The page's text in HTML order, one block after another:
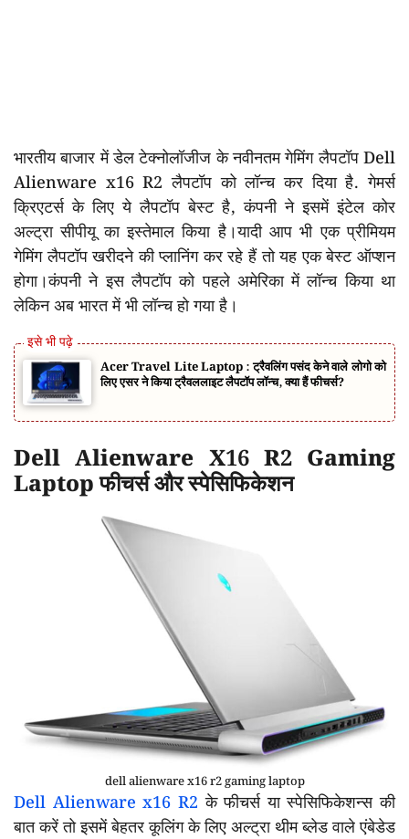
भारतीय बाजार में डेल टेक्नोलॉजीज के नवीनतम गेमिंग लैपटॉप Dell
Alienware x16 R2 लैपटॉप को लॉन्च कर दिया है. गेमर्स
क्रिएटर्स के लिए ये लैपटॉप बेस्ट है, कंपनी ने इसमें इंटेल कोर
अल्ट्रा सीपीयू का इस्तेमाल किया है।यादी आप भी एक प्रीमियम
गेमिंग लैपटॉप खरीदने की प्लानिंग कर रहे हैं तो यह एक बेस्ट ऑप्शन
होगा।कंपनी ने इस लैपटॉप को पहले अमेरिका में लॉन्च किया था
लेकिन अब भारत में भी लॉन्च हो गया है।
Acer Travel Lite Laptop : ट्रैवलिंग पसंद केने वाले लोगो को
लिए एसर ने किया ट्रैवललाइट लैपटॉप लॉन्च, क्या हैं फीचर्स?
Dell Alienware X16 R2 Gaming
Laptop फीचर्स और स्पेसिफिकेशन
dell alienware x16 r2 gaming laptop
Dell Alienware x16 R2 के फीचर्स या स्पेसिफिकेशन्स की
बात करें तो इसमें बेहतर कूलिंग के लिए अल्ट्रा थीम ब्लेड वाले एंबेडेड